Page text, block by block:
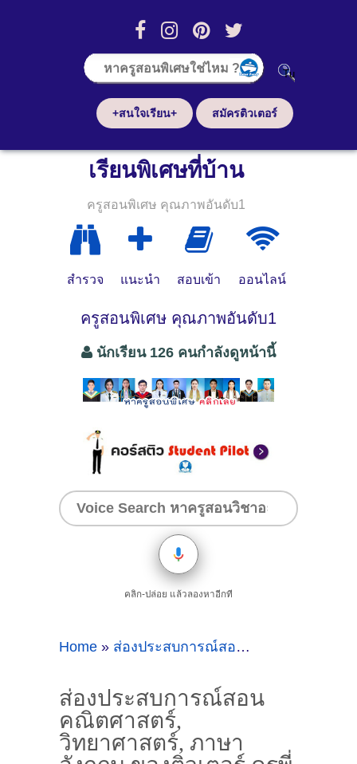
+สนใจเรียน+ สมัครติวเตอร์
เรียนพิเศษที่บ้าน
ครูสอนพิเศษ คุณภาพอันดับ1
สำรวจ แนะนำ สอบเข้า ออนไลน์
ครูสอนพิเศษ คุณภาพอันดับ1
นักเรียน 126 คนกำลังดูหน้านี้
คลิก-ปล่อย แล้วลองหาอีกที
Home » ส่องประสบการณ์สอนคณิตศาสตร์วิทยาศาสตร์ภาษาอังกฤษ
ส่องประสบการณ์สอน
คณิตศาสตร์,
วิทยาศาสตร์, ภาษา